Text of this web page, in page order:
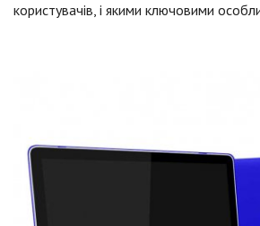
користувачів, і якими ключовими